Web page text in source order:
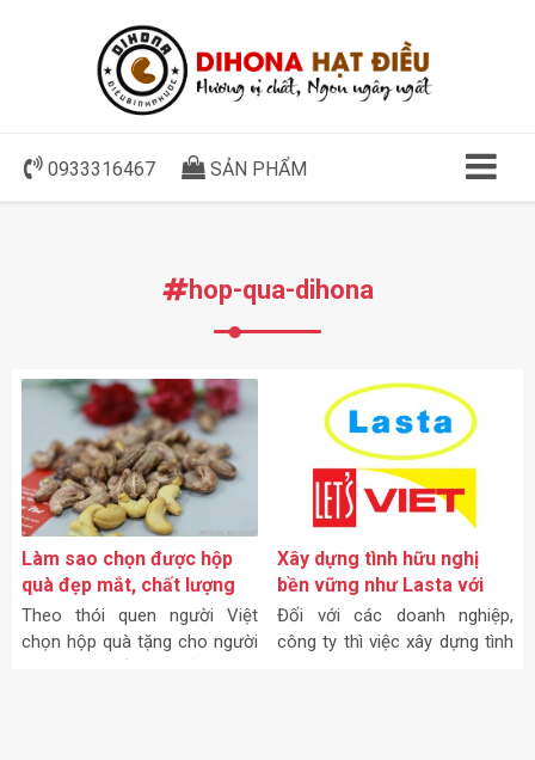
0933316467 SẢN PHẨM
hop-qua-dihona
Làm sao chọn được hộp
quà đẹp mắt, chất lượng
tốt?
Theo thói quen người Việt
chọn hộp quà tặng cho người
Xây dựng tình hữu nghị
bền vững như Lasta với
món quà tri ân
Đối với các doanh nghiệp,
công ty thì việc xây dựng tình